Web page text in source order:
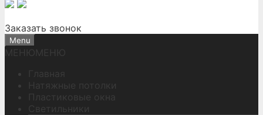
Заказать звонок
Menu
МЕНЮМЕНЮ
Главная
Натяжные потолки
Пластиковые окна
Светильники